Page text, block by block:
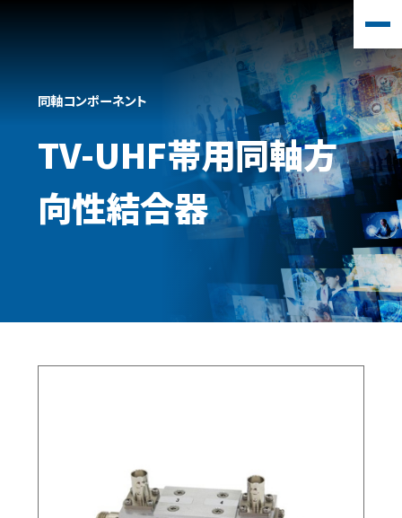
同軸コンポーネント
TV-UHF帯用同軸方
向性結合器